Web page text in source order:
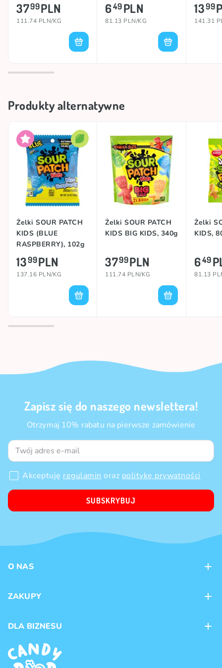
3799PLN
111.74 PLN/KG
649PLN
81.13 PLN/KG
1399
141.31
Produkty alternatywne
Żelki SOUR PATCH
KIDS (BLUE
RASPBERRY), 102g
1399PLN
137.16 PLN/KG
Żelki SOUR PATCH
KIDS BIG KIDS, 340g
3799PLN
111.74 PLN/KG
Żelki
KIDS,
649
81.13
Zapisz się do naszego newslettera!
Otrzymaj 10% rabatu na pierwsze zamówienie
Akceptuję regulamin oraz politykę prywatności
SUBSKRYBUJ
O NAS
Sklepy
ZAKUPY
Dostawa
Regulamin
Polityka prywatności
DLA BIZNESU
Franczyza
Handel hurtowy